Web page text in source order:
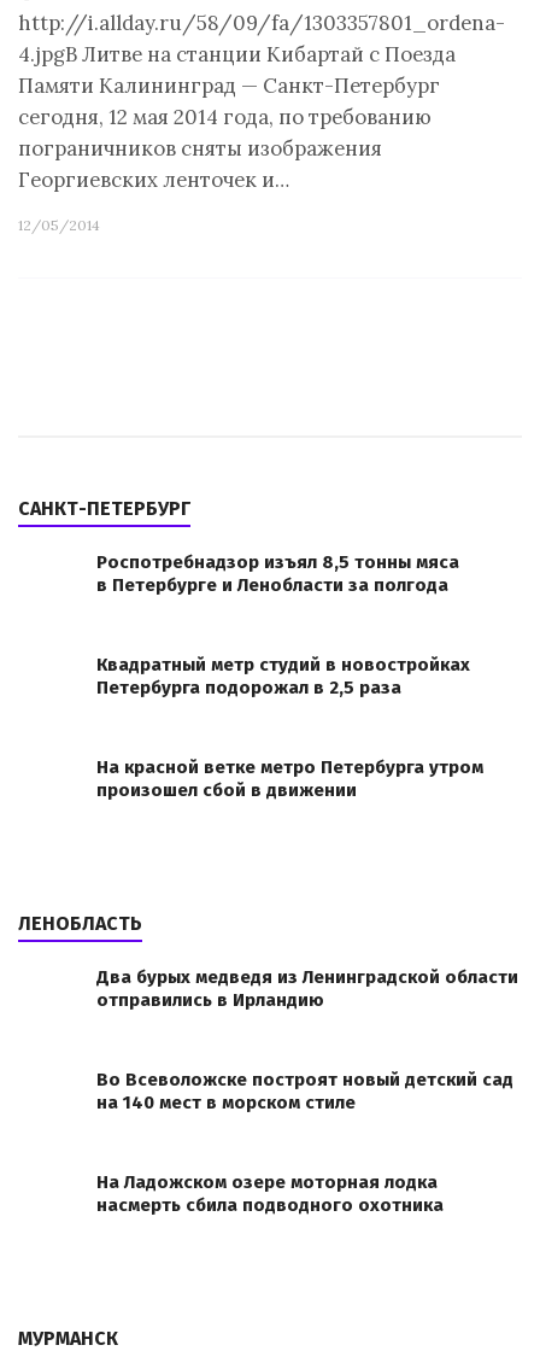
http://i.allday.ru/58/09/fa/1303357801_ordena-
4.jpgВ Литве на станции Кибартай с Поезда
Памяти Калининград — Санкт-Петербург
сегодня, 12 мая 2014 года, по требованию
пограничников сняты изображения
Георгиевских ленточек и…
12/05/2014
САНКТ-ПЕТЕРБУРГ
Роспотребнадзор изъял 8,5 тонны мяса
в Петербурге и Ленобласти за полгода
Квадратный метр студий в новостройках
Петербурга подорожал в 2,5 раза
На красной ветке метро Петербурга утром
произошел сбой в движении
ЛЕНОБЛАСТЬ
Два бурых медведя из Ленинградской области
отправились в Ирландию
Во Всеволожске построят новый детский сад
на 140 мест в морском стиле
На Ладожском озере моторная лодка
насмерть сбила подводного охотника
МУРМАНСК